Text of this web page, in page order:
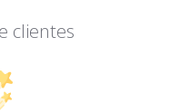
clientes